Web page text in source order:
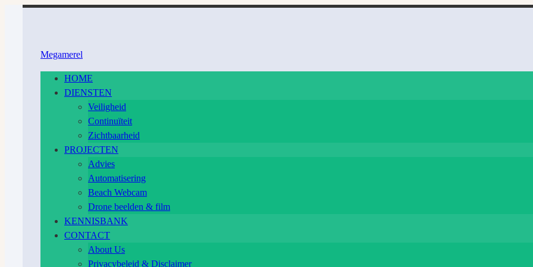
Megamerel
HOME
DIENSTEN
Veiligheid
Continuïteit
Zichtbaarheid
PROJECTEN
Advies
Automatisering
Beach Webcam
Drone beelden & film
KENNISBANK
CONTACT
About Us
Privacybeleid & Disclaimer